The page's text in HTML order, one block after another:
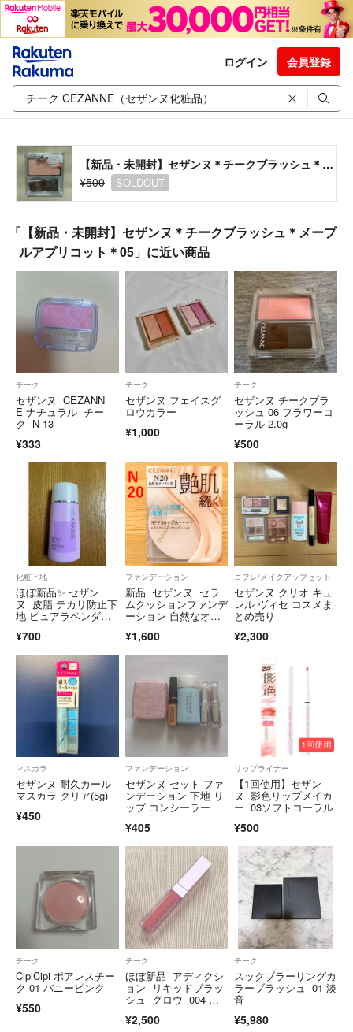
ログイン 会員登録
【新品・未開封】セザンヌ＊チークブラッシュ＊メープルアプリコット＊05
¥500
SOLDOUT
「【新品・未開封】セザンヌ＊チークブラッシュ＊メープ
ルアプリコット＊05」に近い商品
チーク
セザンヌ CEZANN
E ナチュラル チー
ク N 13
¥333
チーク
セザンヌ フェイスグ
ロウカラー
¥1,000
チーク
セザンヌ チークブラ
ッシュ 06 フラワーコ
ーラル 2.0g
¥500
化粧下地
ほぼ新品✨ セザン
ヌ 皮脂 テカリ防止下
地 ピュアラベンダ
¥700
ファンデーション
新品 セザンヌ セラ
ムクッションファンデ
ーション 自然なオー
¥1,600
コフレ/メイクアップセット
セザンヌ クリオ キュ
レル ヴィセ コスメま
とめ売り
¥2,300
マスカラ
セザンヌ 耐久カール
マスカラ クリア(5g)
¥450
ファンデーション
セザンヌ セット ファ
ンデーション 下地 リ
ップ コンシーラー
¥405
リップライナー
【1回使用】セザン
ヌ 影色リップメイカ
ー 03ソフトコーラル
¥500
チーク
CipiCipi ポアレスチー
ク 01 バニーピンク
¥550
チーク
ほぼ新品 アディクシ
ョン リキッドブラッ
シュ グロウ 004 チ
¥2,500
チーク
スックブラーリングカ
ラーブラッシュ 01 淡
音
¥5,980